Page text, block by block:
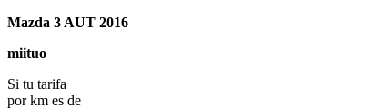
Mazda 3 AUT 2016
miituo
Si tu tarifa
por km es de